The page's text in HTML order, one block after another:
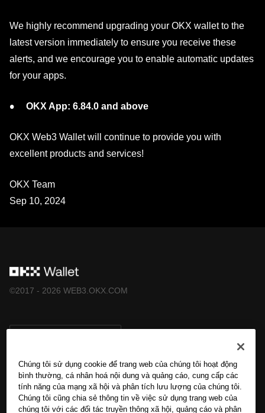
We highly recommend upgrading your OKX wallet to the
latest version immediately to ensure you receive these
alerts, and we encourage you to enable automatic updates
for your apps.
OKX App: 6.84.0 and above
OKX Web3 Wallet will continue to provide you with
excellent products and services!
OKX Team
Sep 10, 2024
©2017 - 2026 WEB3.OKX.COM
Tìm hiểu thêm về OKX Web3
Chúng tôi sử dụng cookie để trang web của chúng tôi hoạt động
bình thường, cá nhân hoá nội dung và quảng cáo, cung cấp các
tính năng của mạng xã hội và phân tích lưu lượng của chúng tôi.
Chúng tôi cũng chia sẻ thông tin về việc sử dụng trang web của
chúng tôi với các đối tác truyền thông xã hội, quảng cáo và phân